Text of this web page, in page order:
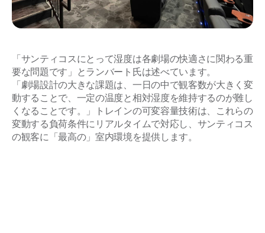
「サンティコスにとって湿度は各劇場の快適さに関わる重
要な問題です」とランバート氏は述べています。
「劇場設計の大きな課題は、一日の中で観客数が大きく変
動することで、一定の温度と相対湿度を維持するのが難し
くなることです。」トレインの可変容量技術は、これらの
変動する負荷条件にリアルタイムで対応し、サンティコス
の観客に「最高の」室内環境を提供します。